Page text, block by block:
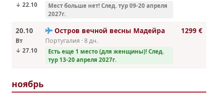
↓ 22.10
Мест больше нет! След. тур 09-20 апреля
2027г.
20.10
Вт
↓ 27.10
Остров вечной весны Мадейра
Португалия · 8 дн.
Есть еще 1 место (для женщины)! След.
тур 13-20 апреля 2027г.
1299 €
ноябрь